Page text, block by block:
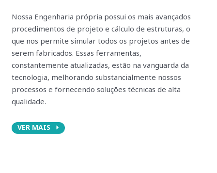
Nossa Engenharia própria possui os mais avançados
procedimentos de projeto e cálculo de estruturas, o
que nos permite simular todos os projetos antes de
serem fabricados. Essas ferramentas,
constantemente atualizadas, estão na vanguarda da
tecnologia, melhorando substancialmente nossos
processos e fornecendo soluções técnicas de alta
qualidade.
VER MAIS